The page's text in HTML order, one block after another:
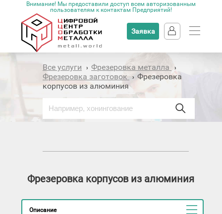
Внимание! Мы предоставили доступ всем авторизованным
пользователям к контактам Предприятий!
Заявка
Все услуги ›Фрезеровка металла ›
Фрезеровка заготовок ›Фрезеровка
корпусов из алюминия
Фрезеровка корпусов из алюминия
Описание